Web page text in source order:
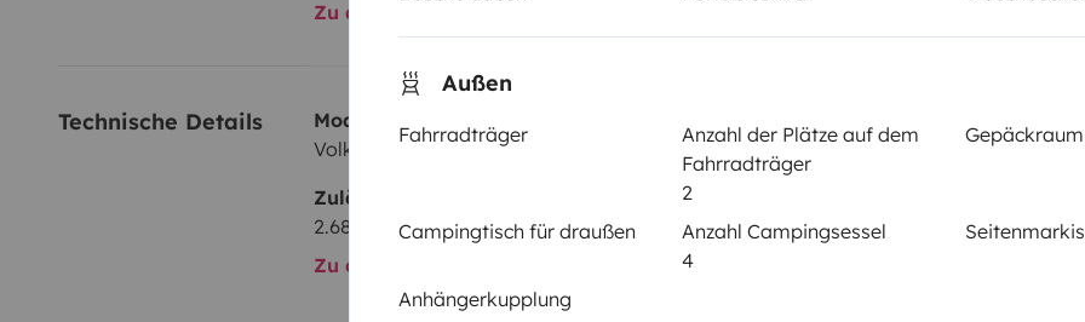
Außen
Fahrradträger
Anzahl der Plätze auf dem
Fahrradträger
2
Gepäckraum
Campingtisch für draußen
Anzahl Campingsessel
4
Anhängerkupplung
Zu allen Ausstattungselementen
Technische Details
Modell:
Volkswagen Transporter T4 2,5l TDI
2000
Zulässiges Gesamtgewicht:
2.680 kg
1,94 m
Zu allen technischen Details